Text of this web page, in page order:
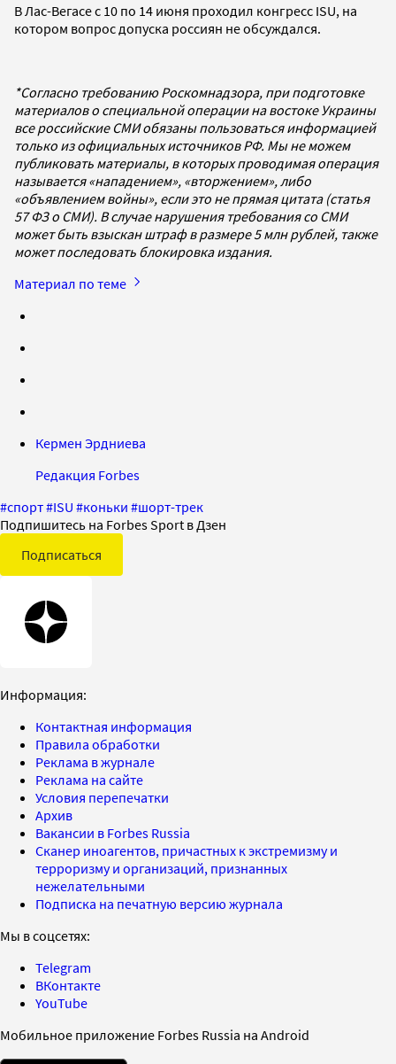
В Лас-Вегасе с 10 по 14 июня проходил конгресс ISU, на
котором вопрос допуска россиян не обсуждался.
*Согласно требованию Роскомнадзора, при подготовке
материалов о специальной операции на востоке Украины
все российские СМИ обязаны пользоваться информацией
только из официальных источников РФ. Мы не можем
публиковать материалы, в которых проводимая операция
называется «нападением», «вторжением», либо
«объявлением войны», если это не прямая цитата (статья
57 ФЗ о СМИ). В случае нарушения требования со СМИ
может быть взыскан штраф в размере 5 млн рублей, также
может последовать блокировка издания.
Материал по теме
Кермен Эрдниева
Редакция Forbes
#спорт#ISU #коньки #шорт-трек
Подпишитесь на Forbes Sport в Дзен
Подписаться
Информация:
Контактная информация
Правила обработки
Реклама в журнале
Реклама на сайте
Условия перепечатки
Архив
Вакансии в Forbes Russia
Сканер иноагентов, причастных к экстремизму и
терроризму и организаций, признанных
нежелательными
Подписка на печатную версию журнала
Мы в соцсетях:
Telegram
ВКонтакте
YouTube
Мобильное приложение Forbes Russia на Android